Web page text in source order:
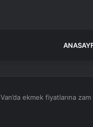
Van’da ekmek fiyatlarına zam